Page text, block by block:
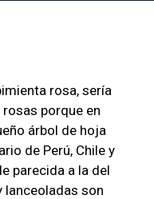
rosa, sería
porque en
árbol de hoja
de Perú, Chile y
parecida a la del
lanceoladas son